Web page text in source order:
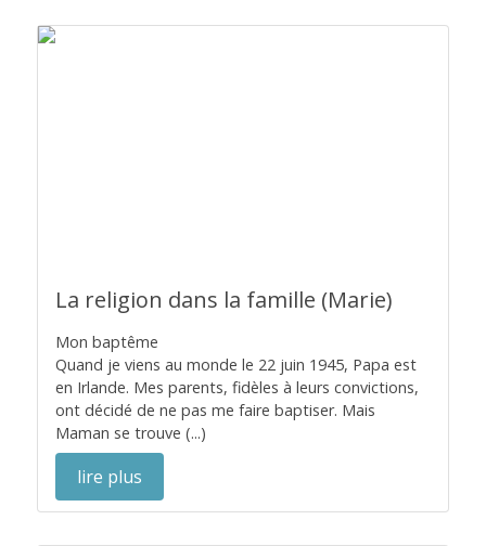
La religion dans la famille (Marie)
Mon baptême
Quand je viens au monde le 22 juin 1945, Papa est
en Irlande. Mes parents, fidèles à leurs convictions,
ont décidé de ne pas me faire baptiser. Mais
Maman se trouve (...)
lire plus